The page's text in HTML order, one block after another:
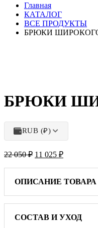
Главная
КАТАЛОГ
ВСЕ ПРОДУКТЫ
БРЮКИ
БРЮКИ
RUB (₽)
22 050₽ Первоначальная
составляла
22
11 025 ₽Текущая
11
025 ₽.
ОПИСАНИЕ ТОВАРА
СОСТАВ И УХОД